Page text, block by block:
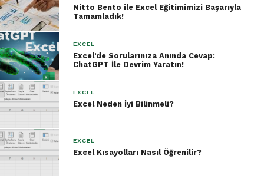
Nitto Bento ile Excel Eğitimimizi Başarıyla
Tamamladık!
EXCEL
Excel’de Sorularınıza Anında Cevap:
ChatGPT İle Devrim Yaratın!
EXCEL
Excel Neden İyi Bilinmeli?
EXCEL
Excel Kısayolları Nasıl Öğrenilir?